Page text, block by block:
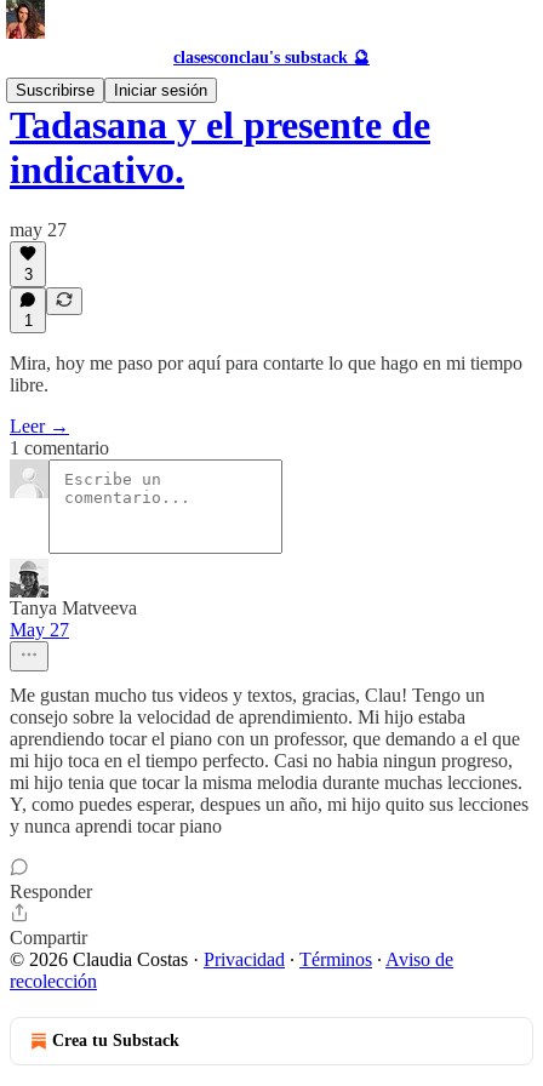
clasesconclau's substack 🔮
Suscribirse
Iniciar sesión
Tadasana y el presente de
indicativo.
may 27
3
1
Mira, hoy me paso por aquí para contarte lo que hago en mi tiempo
libre.
Leer →
1 comentario
Tanya Matveeva
May 27
Me gustan mucho tus videos y textos, gracias, Clau! Tengo un
consejo sobre la velocidad de aprendimiento. Mi hijo estaba
aprendiendo tocar el piano con un professor, que demando a el que
mi hijo toca en el tiempo perfecto. Casi no habia ningun progreso,
mi hijo tenia que tocar la misma melodia durante muchas lecciones.
Y, como puedes esperar, despues un año, mi hijo quito sus lecciones
y nunca aprendi tocar piano
Responder
Compartir
© 2026 Claudia Costas · Privacidad ∙ Términos ∙ Aviso de
recolección
Crea tu Substack